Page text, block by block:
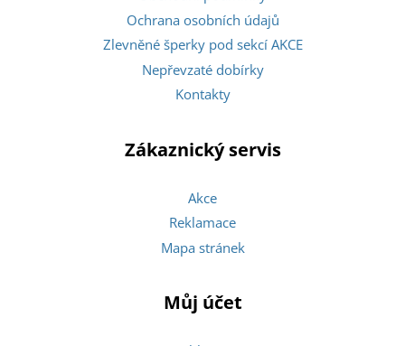
Ochrana osobních údajů
Zlevněné šperky pod sekcí AKCE
Nepřevzaté dobírky
Kontakty
Zákaznický servis
Akce
Reklamace
Mapa stránek
Můj účet